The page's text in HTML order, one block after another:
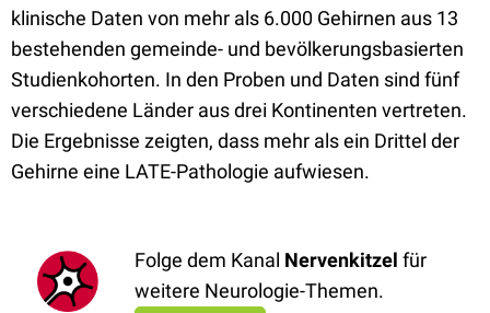
klinische Daten von mehr als 6.000 Gehirnen aus 13
bestehenden gemeinde- und bevölkerungsbasierten
Studienkohorten. In den Proben und Daten sind fünf
verschiedene Länder aus drei Kontinenten vertreten.
Die Ergebnisse zeigten, dass mehr als ein Drittel der
Gehirne eine LATE-Pathologie aufwiesen.
Folge dem Kanal Nervenkitzel für
weitere Neurologie-Themen.